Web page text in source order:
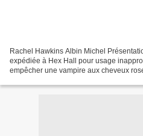
Rachel Hawkins Albin Michel
expédiée à Hex Hall pour usage
empêcher une vampire aux cheveux